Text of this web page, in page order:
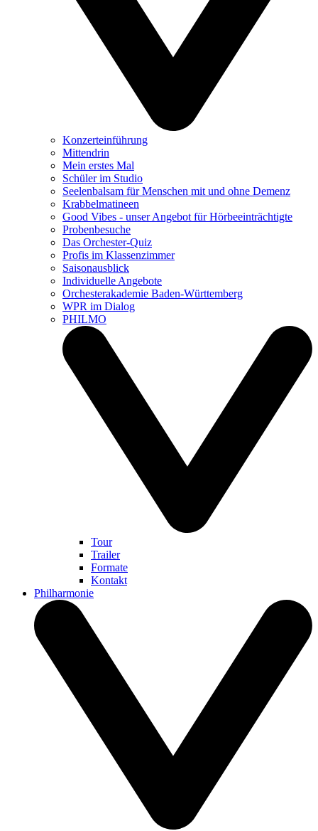
Konzerteinführung
Mittendrin
Mein erstes Mal
Schüler im Studio
Seelenbalsam für Menschen mit und ohne Demenz
Krabbelmatineen
Good Vibes - unser Angebot für Hörbeeinträchtigte
Probenbesuche
Das Orchester-Quiz
Profis im Klassenzimmer
Saisonausblick
Individuelle Angebote
Orchesterakademie Baden-Württemberg
WPR im Dialog
PHILMO
Tour
Trailer
Formate
Kontakt
Philharmonie